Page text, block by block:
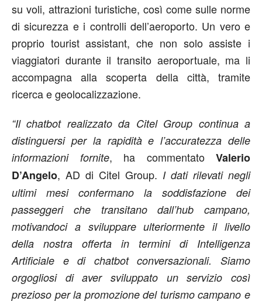
su voli, attrazioni turistiche, così come sulle norme
di sicurezza e i controlli dell’aeroporto. Un vero e
proprio tourist assistant, che non solo assiste i
viaggiatori durante il transito aeroportuale, ma li
accompagna alla scoperta della città, tramite
ricerca e geolocalizzazione.
“Il chatbot realizzato da Citel Group continua a
distinguersi per la rapidità e l’accuratezza delle
informazioni fornite, ha commentato Valerio
D’Angelo, AD di Citel Group. I dati rilevati negli
ultimi mesi confermano la soddisfazione dei
passeggeri che transitano dall’hub campano,
motivandoci a sviluppare ulteriormente il livello
della nostra offerta in termini di Intelligenza
Artificiale e di chatbot conversazionali. Siamo
orgogliosi di aver sviluppato un servizio così
prezioso per la promozione del turismo campano e